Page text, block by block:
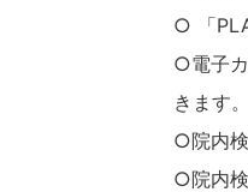
○ 「
○電子
きます。
○院内検
○院内